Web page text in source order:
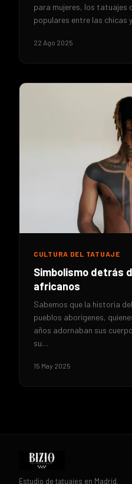
para mujeres, los tatuajes
populares entre las chicas
22 Ago 2025
CULTURA DEL TATUAJE
Simbolismo detrás
africanos
Sabemos que la historia
pueblos aborígenes,
años adornaban sus
su…
15 May 2025
Estudio de tatuajes en Madrid.